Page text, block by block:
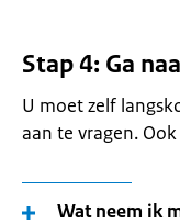
Stap 4: Ga
U moet zelf
aan te vragen.
Wat neem ik